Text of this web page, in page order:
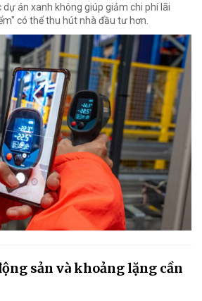
án xanh không giúp giảm chi phí lãi
có thể thu hút nhà đầu tư hơn.
sản và khoảng lặng cần